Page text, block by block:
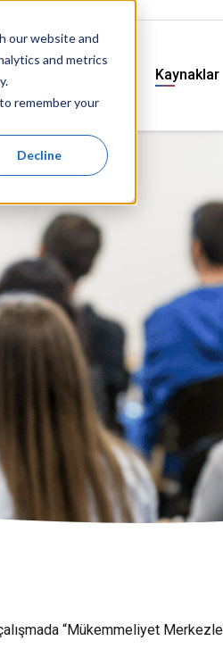
our website and
and metrics
remember your
Decline
Kaynaklar
“Mükemmeliyet